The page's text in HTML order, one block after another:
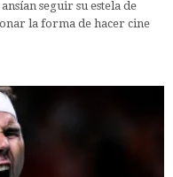
seguir su estela de
la forma de hacer cine